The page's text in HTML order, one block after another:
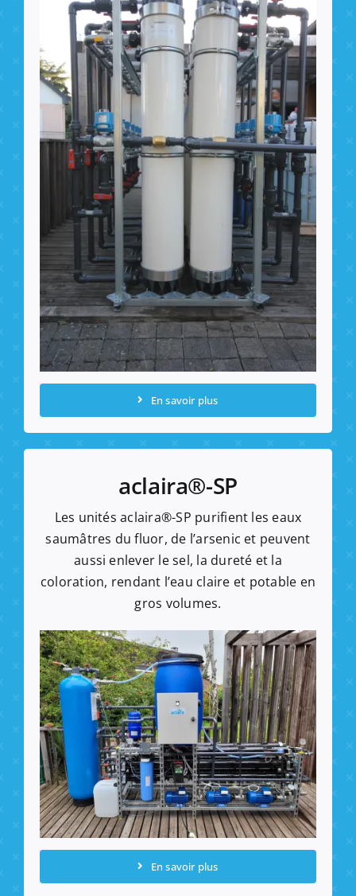
En savoir plus
aclaira®-SP
Les unités aclaira®-SP purifient les eaux
saumâtres du fluor, de l’arsenic et peuvent
aussi enlever le sel, la dureté et la
coloration, rendant l’eau claire et potable en
gros volumes.
En savoir plus